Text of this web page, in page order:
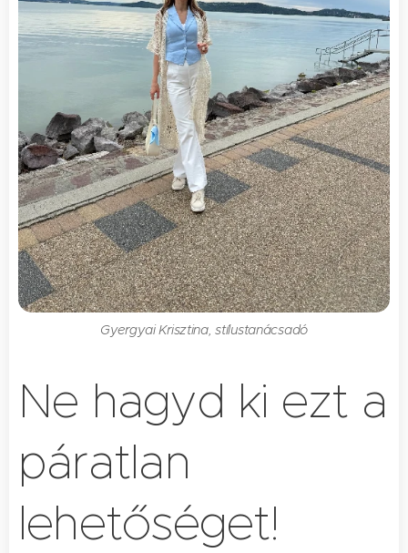
Gyergyai Krisztina, stílustanácsadó
Ne hagyd ki ezt a
páratlan
lehetőséget!